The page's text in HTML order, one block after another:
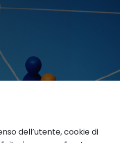
dell’utente, cookie di